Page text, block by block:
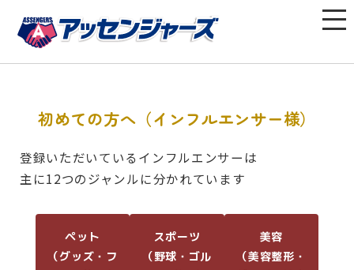
初めての方へ（インフルエンサー様）
登録いただいているインフルエンサーは
主に12つのジャンルに分かれています
ペット
（グッズ・フ
スポーツ
（野球・ゴル
美容
（美容整形・